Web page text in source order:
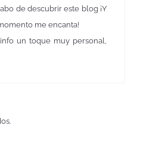
de descubrir este blog ¡Y
me encanta!
un toque muy personal,